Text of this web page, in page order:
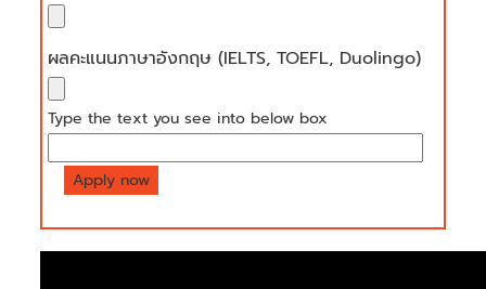
ผลคะแนนภาษาอังกฤษ (IELTS, TOEFL, Duolingo)
Type the text you see into below box